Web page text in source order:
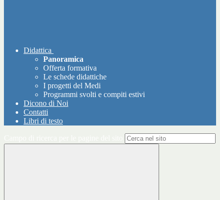
Didattica
Panoramica
Offerta formativa
Le schede didattiche
I progetti del Medi
Programmi svolti e compiti estivi
Dicono di Noi
Contatti
Libri di testo